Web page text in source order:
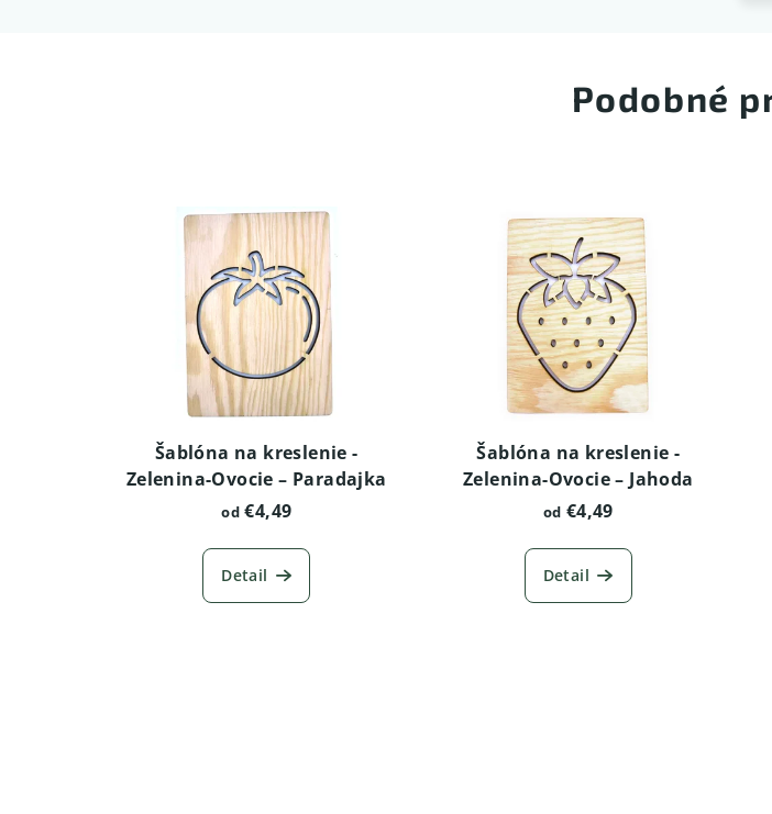
Podobné
Šablóna na kreslenie -
Zelenina-Ovocie – Paradajka
od€4,49
Detail
Šablóna na kreslenie -
Zelenina-Ovocie – Jahoda
od €4,49
Detail